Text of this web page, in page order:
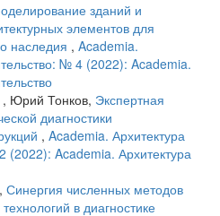
зданий и
элементов для
наследия , Academia.
№ 4 (2022): Academia.
Юрий Тонков, Экспертная
диагностики
, Academia. Архитектура
(2022): Academia. Архитектура
Синергия численных методов
в диагностике